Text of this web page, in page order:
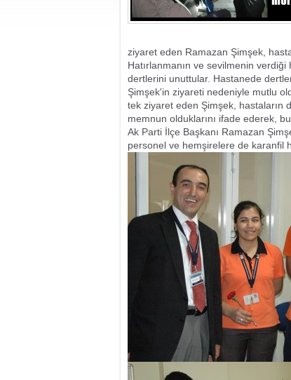
ziyaret eden Ramazan Şimşek,
Hatırlanmanın ve sevilmenin
dertlerini unuttular. Hastanede
Şimşek'in ziyareti nedeniyle mutlu
tek ziyaret eden Şimşek, hastaların
memnun olduklarını ifade ederek,
Ak Parti İlçe Başkanı Ramazan
personel ve hemşirelere de karanfil